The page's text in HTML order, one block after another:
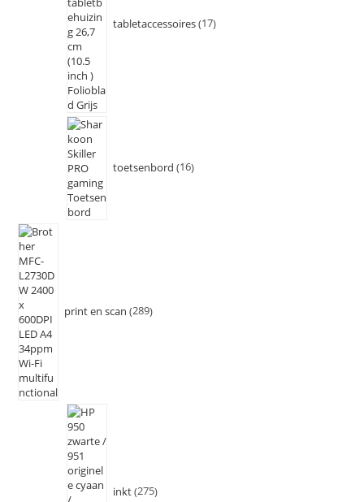
tabletaccessoires 17
toetsenbord 16
print en scan 289
inkt 275